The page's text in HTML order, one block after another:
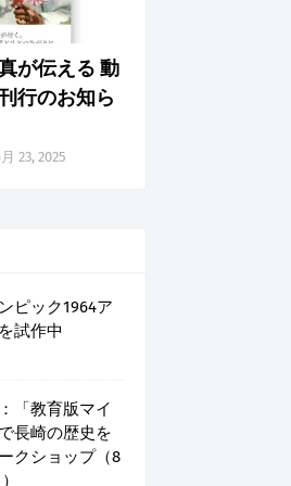
が伝える 動
行のお知ら
23, 2025
ピック1964ア
試作中
「教育版マイ
長崎の歴史を
クショップ（8